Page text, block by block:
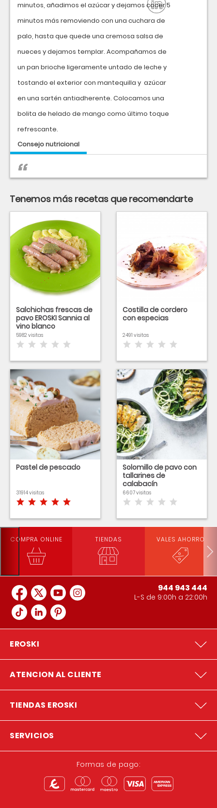
minutos, añadimos el azúcar y dejamos cocer 5
minutos más removiendo con una cuchara de
palo, hasta que quede una cremosa salsa de
nueces y dejamos templar. Acompañamos de
un pan brioche ligeramente untado de leche y
tostando el exterior con mantequilla y azúcar
en una sartén antiadherente. Colocamos una
bolita de helado de mango como último toque
refrescante.
Consejo nutricional
Tenemos más recetas que recomendarte
Salchichas frescas de
pavo EROSKI Sannia al
vino blanco
5982 visitas
Costilla de cordero
con especias
2491 visitas
Pastel de pescado
31914 visitas
Solomillo de pavo con
tallarines de
calabacín
6607 visitas
COMPRA ONLINE TIENDAS VALES AHORRO
944 943 444
L-S de 9:00h a 22:00h
EROSKI
ATENCION AL CLIENTE
TIENDAS EROSKI
SERVICIOS
Formas de pago: